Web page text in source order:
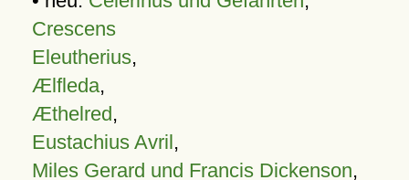
Crescens
Eleutherius,
Ælfleda,
Æthelred,
Eustachius Avril,
Miles Gerard und Francis Dickenson,